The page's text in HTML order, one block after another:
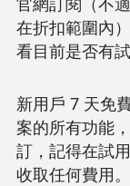
在折扣範圍內
看目前是否有
新用戶 7 天免
案的所有功能
訂，記得在試
收取任何費用。